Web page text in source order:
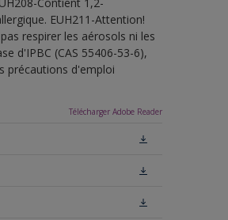
EUH211-Attention!
respirer les aérosols ni les
d'IPBC (CAS 55406-53-6),
précautions d'emploi
Télécharger Adobe Reader